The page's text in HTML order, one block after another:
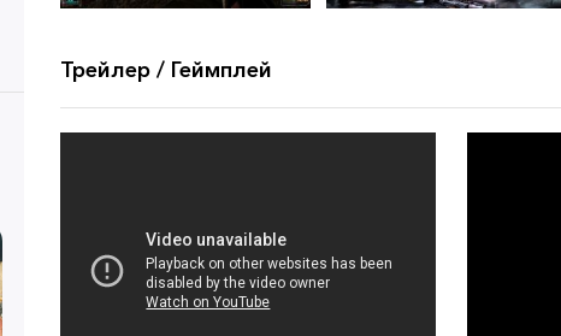
Трейлер / Геймплей